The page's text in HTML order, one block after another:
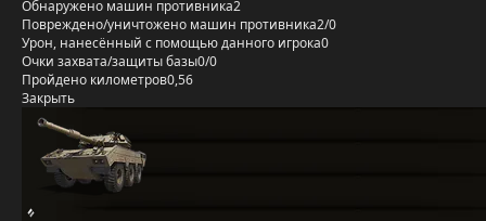
Обнаружено машин противника2
Повреждено/уничтожено машин противника2/0
Урон, нанесённый с помощью данного игрока0
Очки захвата/защиты базы0/0
Пройдено километров0,56
Закрыть